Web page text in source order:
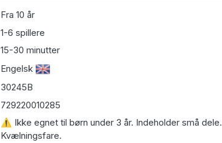
Fra 10 år
1-6 spillere
15-30 minutter
Engelsk
30245B
729220010285
⚠ Ikke egnet til børn under 3 år. Indeholder små dele.
Kvælningsfare.